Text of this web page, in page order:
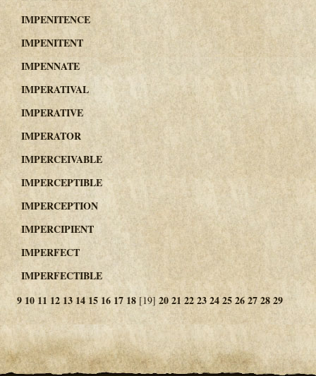
IMPENITENCE
IMPENITENT
IMPENNATE
IMPERATIVAL
IMPERATIVE
IMPERATOR
IMPERCEIVABLE
IMPERCEPTIBLE
IMPERCEPTION
IMPERCIPIENT
IMPERFECT
IMPERFECTIBLE
9 10 11 1213 14 15 16 17 18 [19] 2021 2223242526272829